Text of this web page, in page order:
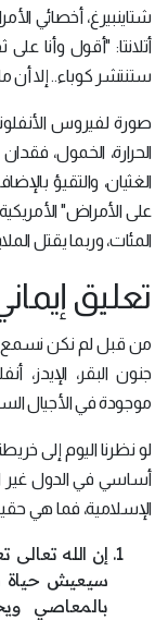
شتاينبيرغ، أخصائي
أتلانتا: "أقول وأنا
ستنتشر كوباء.. إلا
صورة لفيروس
الحرارة، الخمول،
الغثيان، والتقيؤ
على الأمراض"
المئات، وربما يقتل
تعليق
من قبل لم نكن نسمع
جنون البقر، الإيدز،
موجودة في الأجيال
لو نظرنا اليوم إلى
أساسي في الدول غير
الإسلامية، فما هي
إن الله
سيعيش حياة
بالمعاصي